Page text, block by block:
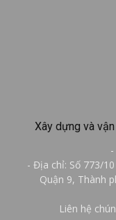
Xây dựng và
- Địa chỉ: Số 773/
Quận 9, Thành
Liên hệ